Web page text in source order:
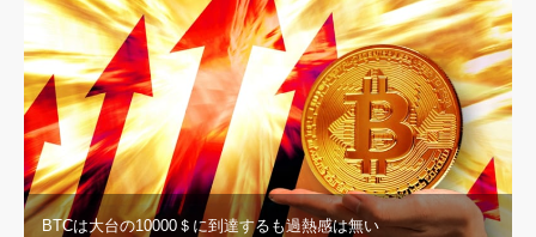
BTCは大台の10000＄に到達するも過熱感は無い